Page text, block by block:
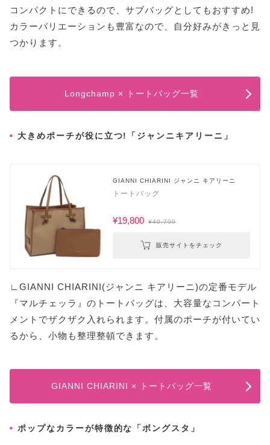
コンパクトにできるので、サブバッグとしてもおすすめ!
カラーバリエーションも豊富なので、自分好みがきっと見
つかります。
Longchamp × トートバッグ一覧
大きめポーチが役に立つ!「ジャンニキアリーニ」
GIANNI CHIARINI ジャンニ キアリーニ
トートバッグ
¥19,800 ¥40,700
販売サイトをチェック
∟GIANNI CHIARINI(ジャンニ キアリーニ)の定番モデル
『マルチェッラ』のトートバッグは、大容量なコンパート
メントでザクザク入れられます。付属のポーチが付いてい
るから、小物も整理整頓できます。
GIANNI CHIARINI × トートバッグ一覧
ポップなカラーが特徴的な「ボングスタ」